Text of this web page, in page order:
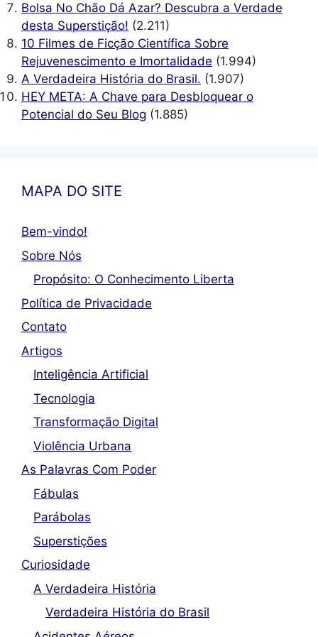
Bolsa No Chão Dá Azar? Descubra a Verdade
desta Superstição! (2.211)
10 Filmes de Ficção Científica Sobre
Rejuvenescimento e Imortalidade (1.994)
A Verdadeira História do Brasil. (1.907)
HEY META: A Chave para Desbloquear o
Potencial do Seu Blog (1.885)
MAPA DO SITE
Bem-vindo!
Sobre Nós
Propósito: O Conhecimento Liberta
Política de Privacidade
Contato
Artigos
Inteligência Artificial
Tecnologia
Transformação Digital
Violência Urbana
As Palavras Com Poder
Fábulas
Parábolas
Superstições
Curiosidade
A Verdadeira História
Verdadeira História do Brasil